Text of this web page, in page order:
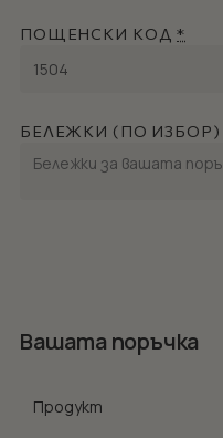
ПОЩЕНСКИ КОД*
БЕЛЕЖКИ (ПО ИЗБОР)
Вашата поръчка
Продукт